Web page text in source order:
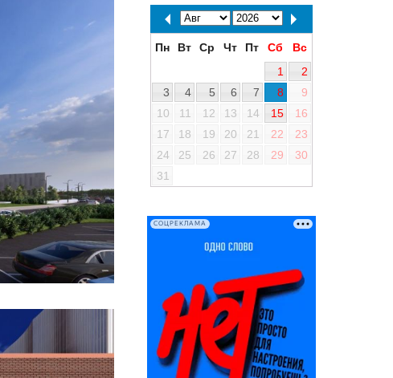
Пн Вт Ср Чт Пт Сб
Вс
1
2
3
4 5 6 7 8
9
10
11 12 13 14 15
16
17
18 19 20 21 22
23
24
25 26 27 28 29
30
31
СОЦРЕКЛАМА